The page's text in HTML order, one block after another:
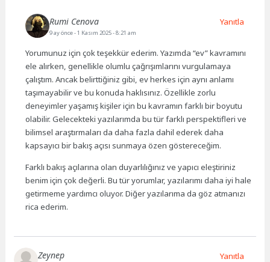
Rumi Cenova
9 ay önce- 1 Kasım 2025 - 8:21 am
Yorumunuz için çok teşekkür ederim. Yazımda “ev” kavramını
ele alırken, genellikle olumlu çağrışımlarını vurgulamaya
çalıştım. Ancak belirttiğiniz gibi, ev herkes için aynı anlamı
taşımayabilir ve bu konuda haklısınız. Özellikle zorlu
deneyimler yaşamış kişiler için bu kavramın farklı bir boyutu
olabilir. Gelecekteki yazılarımda bu tür farklı perspektifleri ve
bilimsel araştırmaları da daha fazla dahil ederek daha
kapsayıcı bir bakış açısı sunmaya özen göstereceğim.
Farklı bakış açılarına olan duyarlılığınız ve yapıcı eleştiriniz
benim için çok değerli. Bu tür yorumlar, yazılarımı daha iyi hale
getirmeme yardımcı oluyor. Diğer yazılarıma da göz atmanızı
rica ederim.
Yanıtla
Zeynep Yanıtla